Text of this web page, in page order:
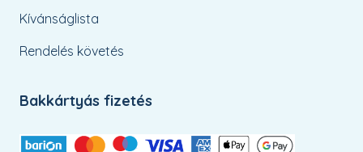
Kívánságlista
Rendelés követés
Bakkártyás fizetés